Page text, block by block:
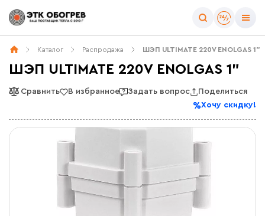
Каталог Распродажа ШЭП ULTIMATE 220V ENOLGAS 1”
ШЭП ULTIMATE 220V ENOLGAS 1”
Сравнить В избранное Задать вопрос
Поделиться
Хочу скидку!